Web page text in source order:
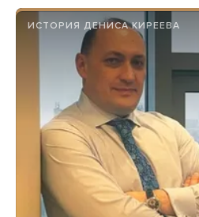
ИСТОРИЯ ДЕНИСА КИРЕЕВА